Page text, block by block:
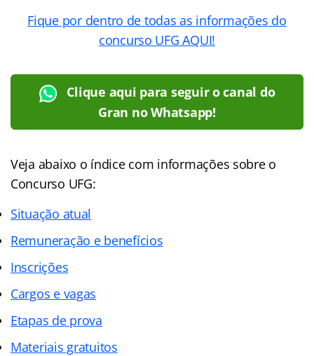
Fique por dentro de todas as informações do
concurso UFG AQUI!
Clique aqui para seguir o canal do
Gran no Whatsapp!
Veja abaixo o índicecom informações sobre o
Concurso UFG:
Situação atual
Remuneração e benefícios
Inscrições
Cargos e vagas
Etapas de prova
Materiais gratuitos